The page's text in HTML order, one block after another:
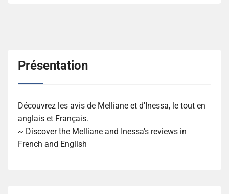
Présentation
Découvrez les avis de Melliane et d'Inessa, le tout en
anglais et Français.
~ Discover the Melliane and Inessa's reviews in
French and English